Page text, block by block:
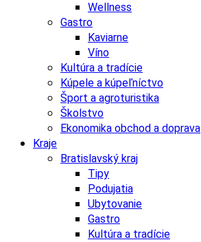
Wellness
Gastro
Kaviarne
Víno
Kultúra a tradície
Kúpele a kúpeľníctvo
Šport a agroturistika
Školstvo
Ekonomika obchod a doprava
Kraje
Bratislavský kraj
Tipy
Podujatia
Ubytovanie
Gastro
Kultúra a tradície